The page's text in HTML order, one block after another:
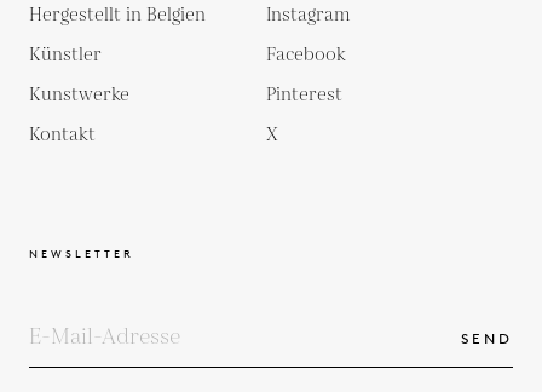
Hergestellt in Belgien
Künstler
Kunstwerke
Kontakt
Instagram
Facebook
Pinterest
X
NEWSLETTER
SEND